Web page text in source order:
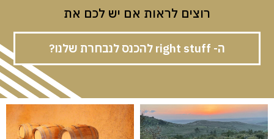
רוצים לראות אם יש לכם את
ה- right stuff להכנס לנבחרת שלנו?